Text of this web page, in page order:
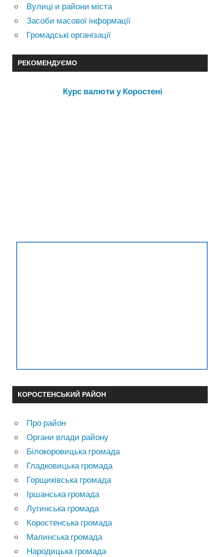
Вулиці и райони міста
Засоби масової інформації
Громадські організації
РЕКОМЕНДУЄМО
Курс валюти у Коростені
КОРОСТЕНСЬКИЙ РАЙОН
Про район
Органи влади району
Білокоровицька громада
Гладковицька громада
Горщиківська громада
Іршанська громада
Лугинська громада
Коростенська громада
Малинська громада
Народицька громада